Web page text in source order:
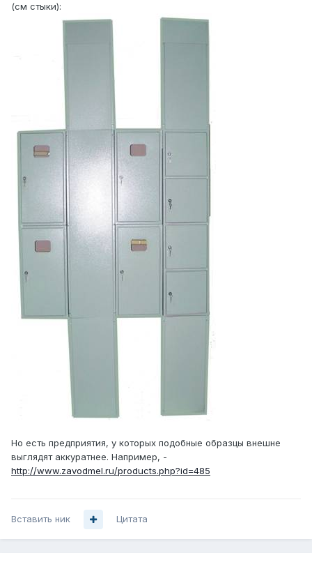
(см стыки):
Но есть предприятия, у которых подобные образцы внешне
выглядят аккуратнее. Например, -
http://www.zavodmel.ru/products.php?id=485
Вставить ник Цитата